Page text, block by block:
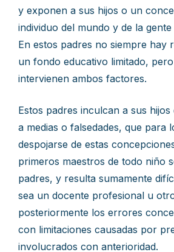
y exponen a sus hijos o un
individuo del mundo y de la
En estos padres no siempre hay
un fondo educativo limitado,
intervienen ambos factores.
Estos padres inculcan a sus hijos
a medias o falsedades, que para
despojarse de estas
primeros maestros de todo niño
padres, y resulta sumamente
sea un docente profesional u
posteriormente los errores
con limitaciones causadas por
involucrados con anterioridad.